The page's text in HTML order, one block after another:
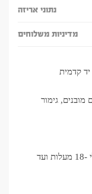
נתוני אריזה
מדיניות משלוחים
קדמית
גימור
• משענת מתכווננת בקלות ממצב שיפוע שלילי -18 מעלות ועד